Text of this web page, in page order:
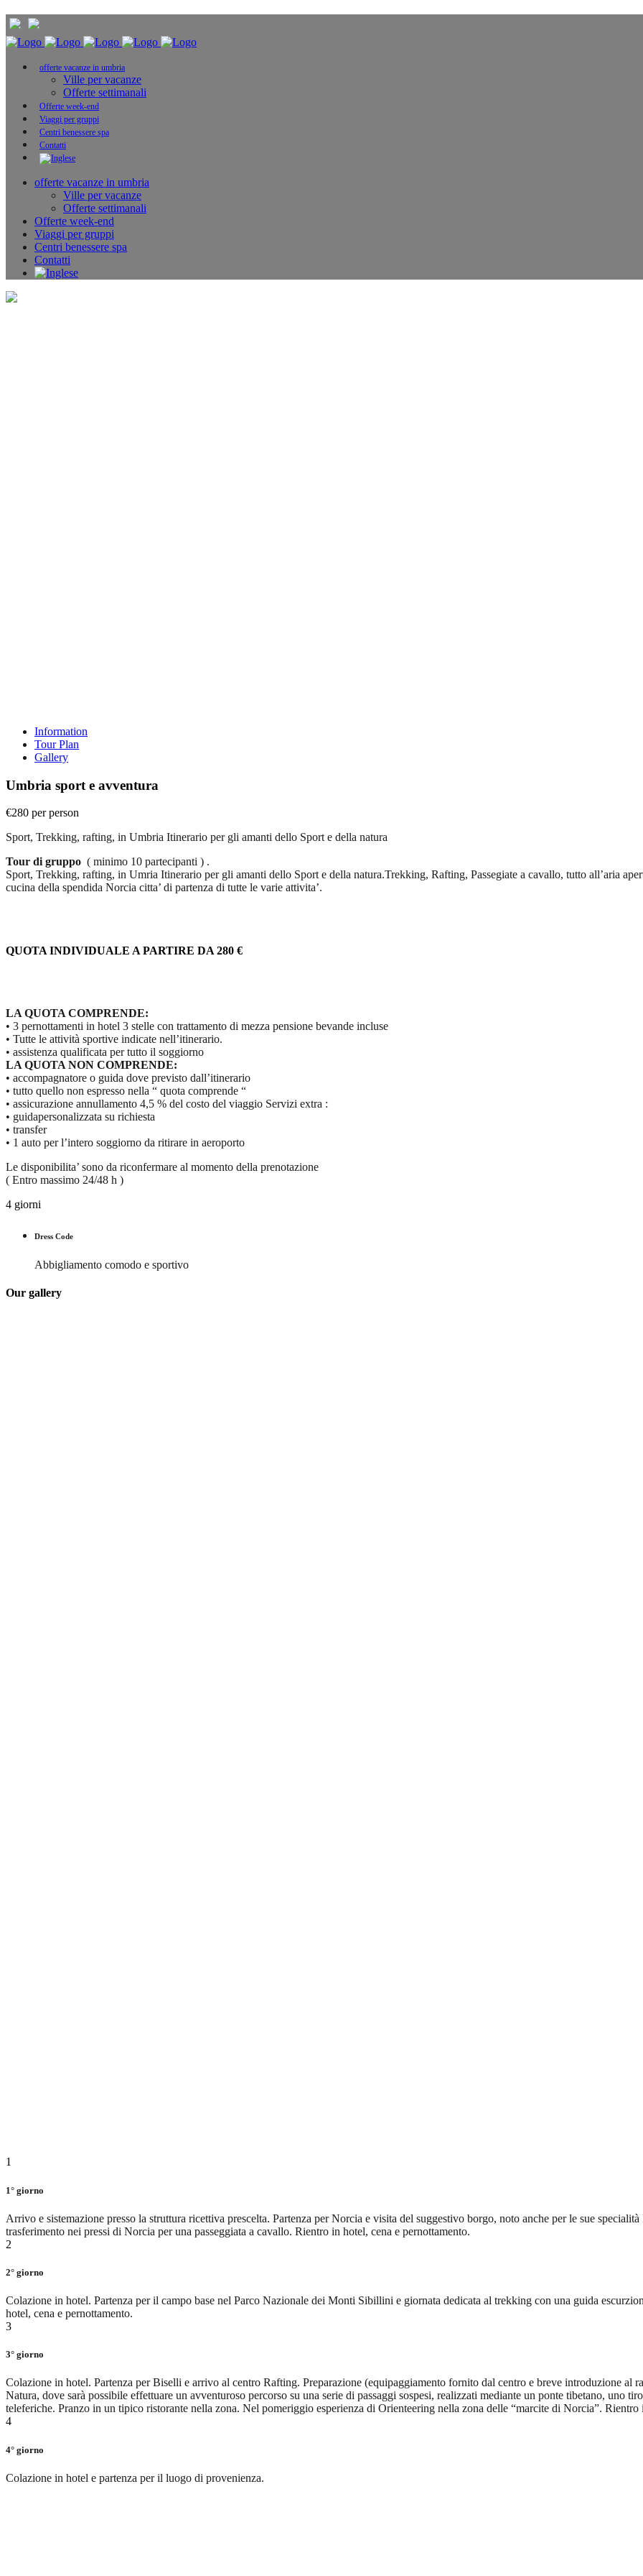
offerte vacanze in umbria
Ville per vacanze
Offerte settimanali
Offerte week-end
Viaggi per gruppi
Centri benessere spa
Contatti
offerte vacanze in umbria
Ville per vacanze
Offerte settimanali
Offerte week-end
Viaggi per gruppi
Centri benessere spa
Contatti
Information
Tour Plan
Gallery
Umbria sport e avventura
€280 per person
Sport, Trekking, rafting, in Umbria Itinerario per gli amanti dello Sport e della natura
Tour di gruppo ( minimo 10 partecipanti ) .
Sport, Trekking, rafting, in Umria Itinerario per gli amanti dello Sport e della natura.Trekking, Rafting, Passegiate a cavallo, tutto all’aria
cucina della spendida Norcia citta’ di partenza di tutte le varie attivita’.
QUOTA INDIVIDUALE A PARTIRE DA 280 €
LA QUOTA COMPRENDE:
• 3 pernottamenti in hotel 3 stelle con trattamento di mezza pensione bevande incluse
• Tutte le attività sportive indicate nell’itinerario.
• assistenza qualificata per tutto il soggiorno
LA QUOTA NON COMPRENDE:
• accompagnatore o guida dove previsto dall’itinerario
• tutto quello non espresso nella “ quota comprende “
• assicurazione annullamento 4,5 % del costo del viaggio Servizi extra :
• guidapersonalizzata su richiesta
• transfer
• 1 auto per l’intero soggiorno da ritirare in aeroporto
Le disponibilita’ sono da riconfermare al momento della prenotazione
( Entro massimo 24/48 h )
4 giorni
Dress Code
Abbigliamento comodo e sportivo
Our gallery
1
1° giorno
Arrivo e sistemazione presso la struttura ricettiva prescelta. Partenza per Norcia e visita del suggestivo borgo, noto anche per le sue
trasferimento nei pressi di Norcia per una passeggiata a cavallo. Rientro in hotel, cena e pernottamento.
2
2° giorno
Colazione in hotel. Partenza per il campo base nel Parco Nazionale dei Monti Sibillini e giornata dedicata al trekking con una guida
hotel, cena e pernottamento.
3
3° giorno
Colazione in hotel. Partenza per Biselli e arrivo al centro Rafting. Preparazione (equipaggiamento fornito dal centro e breve introduzione
Natura, dove sarà possibile effettuare un avventuroso percorso su una serie di passaggi sospesi, realizzati mediante un ponte tibetano, uno
teleferiche. Pranzo in un tipico ristorante nella zona. Nel pomeriggio esperienza di Orienteering nella zona delle “marcite di Norcia”. Rientro
4
4° giorno
Colazione in hotel e partenza per il luogo di provenienza.